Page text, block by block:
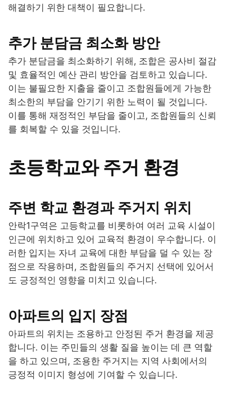
해결하기 위한 대책이 필요합니다.
추가 분담금 최소화 방안
추가 분담금을 최소화하기 위해, 조합은 공사비 절감
및 효율적인 예산 관리 방안을 검토하고 있습니다.
이는 불필요한 지출을 줄이고 조합원들에게 가능한
최소한의 부담을 안기기 위한 노력이 될 것입니다.
이를 통해 재정적인 부담을 줄이고, 조합원들의 신뢰
를 회복할 수 있을 것입니다.
초등학교와 주거 환경
주변 학교 환경과 주거지 위치
안락1구역은 고등학교를 비롯하여 여러 교육 시설이
인근에 위치하고 있어 교육적 환경이 우수합니다. 이
러한 입지는 자녀 교육에 대한 부담을 덜 수 있는 장
점으로 작용하며, 조합원들의 주거지 선택에 있어서
도 긍정적인 영향을 미치고 있습니다.
아파트의 입지 장점
아파트의 위치는 조용하고 안정된 주거 환경을 제공
합니다. 이는 주민들의 생활 질을 높이는 데 큰 역할
을 하고 있으며, 조용한 주거지는 지역 사회에서의
긍정적 이미지 형성에 기여할 수 있습니다.